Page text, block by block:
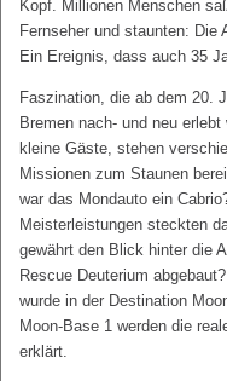
Kopf. Millionen Menschen
Fernseher und staunten:
Ein Ereignis, dass auch 35
Faszination, die ab dem 20.
Bremen nach- und neu
kleine Gäste, stehen
Missionen zum Staunen
war das Mondauto ein
Meisterleistungen steckten
gewährt den Blick hinter die
Rescue Deuterium
wurde in der Destination
Moon-Base 1 werden die
erklärt.